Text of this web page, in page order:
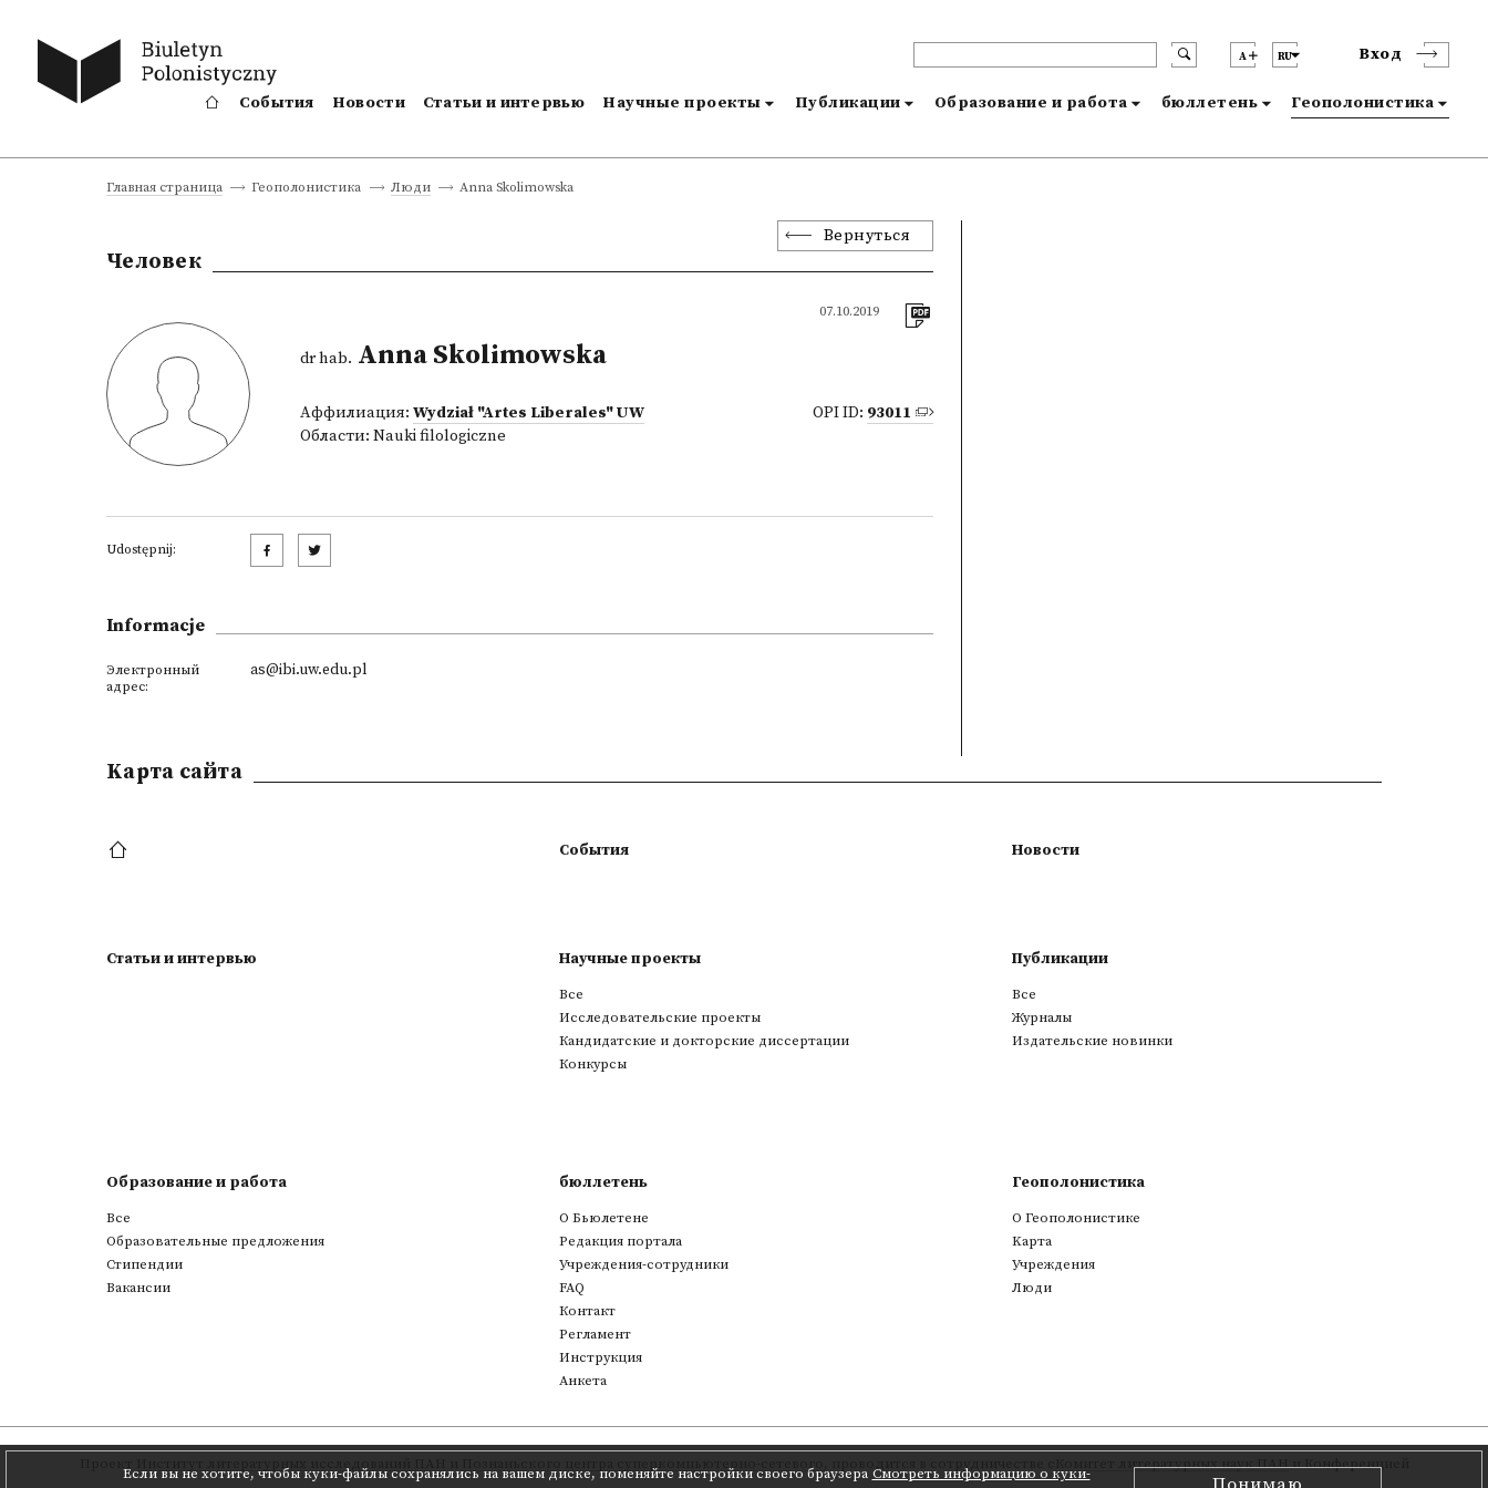
A RU Вход
События Новости Статьи и интервью Научные проекты Публикации Образование и работа бюллетень Геополонистика
Главная страница Геополонистика Люди Anna Skolimowska
Вернуться
Человек
07.10.2019
dr hab. Anna Skolimowska
Аффилиация: Wydział "Artes Liberales" UW
Области: Nauki filologiczne
OPI ID: 93011
Udostępnij:
Informacje
Электронный
адрес:
as@ibi.uw.edu.pl
Если вы не хотите, чтобы куки-файлы сохранялись на вашем диске, поменяйте настройки своего браузера Смотреть информацию о куки-
Kарта сайта
События Новости
Статьи и интервью Научные проекты
Все
Исследовательские проекты
Кандидатские и докторские диссертации
Конкурсы
Публикации
Все
Журналы
Издательские новинки
Образование и работа
Все
Образовательные предложения
Стипендии
Вакансии
бюллетень
О Бьюлетене
Редакция портала
Учреждения-сотрудники
FAQ
Контакт
Регламент
Инструкция
Анкета
Геополонистика
О Геополонистике
Kарта
Учреждения
Люди
Институт литературных исследований ПАН Познаньского центра суперкомпьютерно-сетевого Комитет литературных наук ПАНи Конференцией